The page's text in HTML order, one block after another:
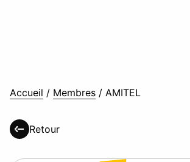
Accueil / Membres / AMITEL
Retour